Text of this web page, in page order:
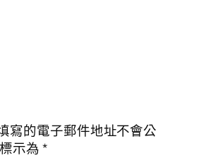
寫的電子郵件地址不會公
示為*